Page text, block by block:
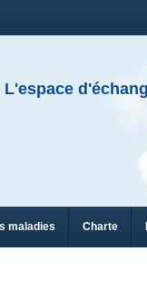
L'espace
maladies Charte